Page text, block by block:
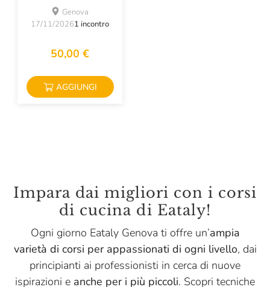
CIPOLLA O DI
PATATE?
Genova
17/11/20261 incontro
50,00 €
AGGIUNGI
Impara dai migliori con i corsi
di cucina di Eataly!
Ogni giorno Eataly Genova ti offre un’ampia
varietà di corsi per appassionati di ogni livello, dai
principianti ai professionisti in cerca di nuove
ispirazioni e anche per i più piccoli. Scopri tecniche